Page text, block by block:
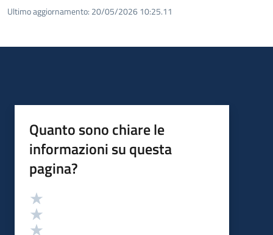
Ultimo aggiornamento: 20/05/2026 10:25.11
Quanto sono chiare le
informazioni su questa
pagina?
Valutazione